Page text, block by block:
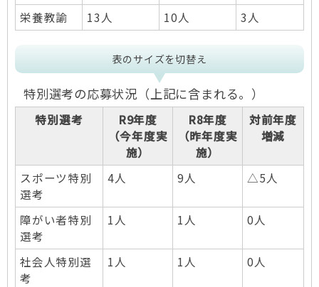
栄養教諭 13人 10人 3人
表のサイズを切替え
特別選考の応募状況（上記に含まれる。）
特別選考
R9年度
（今年度実
施）
R8年度
（昨年度実
施）
対前年度
増減
スポーツ特別
選考
4人 9人 △5人
障がい者特別
選考
1人 1人 0人
社会人特別選
考
1人 1人 0人